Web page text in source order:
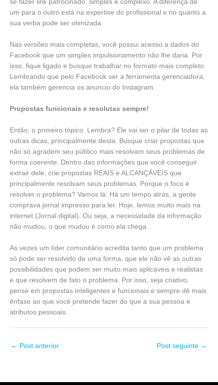
se fazer link patrocinado: simples e complexo. A diferença de
um para o outro está na expertise do profissional e no quanto a
sua verba pode ser otimizada.
Nas versões mais completas, você possui acesso a dados do
Facebook que um simples impulsionamento não lhe daria. Por
isso, fique ligado e busque trabalhar no formato mais completo.
Lembrando que pelo Facebook ser a ferramenta gerenciadora,
ela também gerencia os anuncio do Instagram.
Propostas funcionais e resolutas sempre!
Então, o primeiro tópico. Lembra? Ele vai ser o pilar de todas as
outras dicas, principalmente desta. Busque criar propostas que
não só agradem seu público mais resolvam seus problemas de
forma coerente. Dentro das informações que você conseguir
extrair dele, crie propostas REAIS e ALCANÇÁVEIS que
principalmente resolvam seus problemas. Porque o foco é
resolver o problema? Vamos lá: Há um tempo atrás, a gente
comprava jornal impresso para ler. Hoje, lemos muito mais na
internet (Jornal digital). Ou seja, a necessidade da informação
não mudou, o que mudou é como ela chega.
As vezes um líder comunitário acredita tanto que um problema
só pode ser resolvido de uma forma, que ele não vê as outras
possibilidades que podem ser muito mais aplicáveis e realistas
e que resolvem de fato o problema. Por isso, seja criativo,
pense em propostas inteligentes e funcionais e sempre dê mais
ênfase ao que você pretende fazer do que a sua pessoa e
atributos pessoais.
← Post anterior Post seguinte →